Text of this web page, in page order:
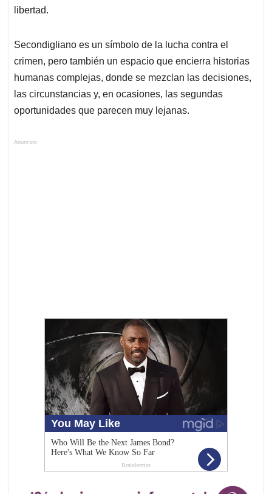
libertad.
Secondigliano es un símbolo de la lucha contra el
crimen, pero también un espacio que encierra historias
humanas complejas, donde se mezclan las decisiones,
las circunstancias y, en ocasiones, las segundas
oportunidades que parecen muy lejanas.
Anuncios.